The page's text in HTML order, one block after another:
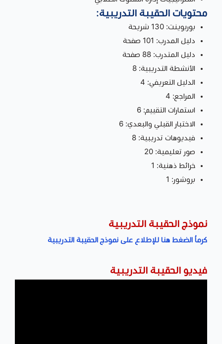
محتويات الحقيبة التدريبية:
بوربوينت: 130 شريحة
دليل المدرب: 101 صفحة
دليل المتدرب: 88 صفحة
الأنشطة التدريبية: 8
الدليل التعريفي: 4
المراجع: 4
استمارات التقييم: 6
الاختبار القبلي والبعدي: 6
فيديوهات تدريبية: 8
صور تعليمية: 20
خرائط ذهنية: 1
بروشور: 1
نموذج الحقيبة التدريبية
كرماُ الضغط هنا للإطلاع على نموذج الحقيبة التدريبية
فيديو الحقيبة التدريبية